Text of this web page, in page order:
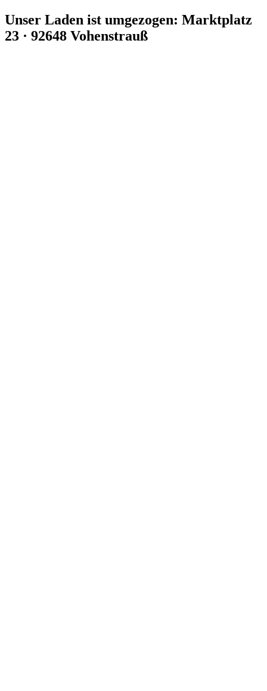
Zum
Inhalt
springen
Unser Laden ist umgezogen: Marktplatz
23 · 92648 Vohenstrauß